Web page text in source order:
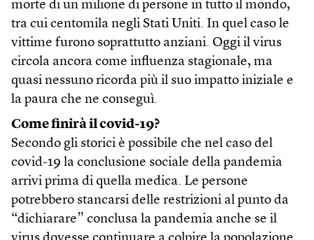
morte di un milione di persone in tutto il mondo,
tra cui centomila negli Stati Uniti. In quel caso le
vittime furono soprattutto anziani. Oggi il virus
circola ancora come influenza stagionale, ma
quasi nessuno ricorda più il suo impatto iniziale e
la paura che ne conseguì.
Come finirà il covid-19?
Secondo gli storici è possibile che nel caso del
covid-19 la conclusione sociale della pandemia
arrivi prima di quella medica. Le persone
potrebbero stancarsi delle restrizioni al punto da
“dichiarare” conclusa la pandemia anche se il